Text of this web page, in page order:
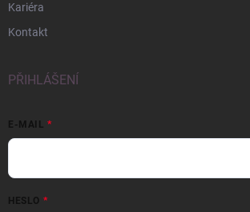
Kariéra
Kontakt
PŘIHLÁŠENÍ
E-MAIL
HESLO